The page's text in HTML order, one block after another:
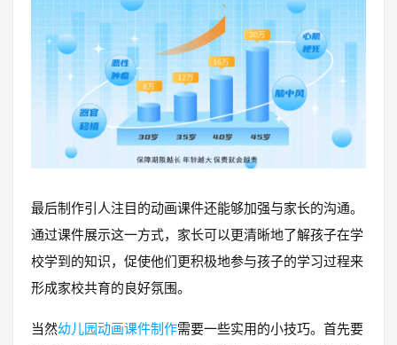
最后制作引人注目的动画课件还能够加强与家长的沟通。
通过课件展示这一方式，家长可以更清晰地了解孩子在学
校学到的知识，促使他们更积极地参与孩子的学习过程来
形成家校共育的良好氛围。
当然幼儿园动画课件制作需要一些实用的小技巧。首先要